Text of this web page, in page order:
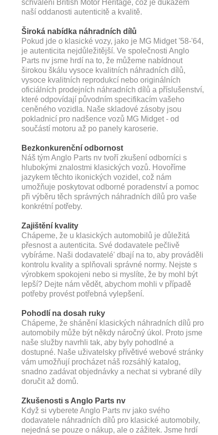
schválení British Motor Heritage, což je důkazem
naší oddanosti autenticitě a kvalitě.
Široká nabídka náhradních dílů
Pokud jde o klasické vozy, jako je MG Midget '58-'64,
je autenticita nejdůležitější. Ve společnosti Anglo
Parts nv jsme hrdí na to, že můžeme nabídnout
širokou škálu vysoce kvalitních náhradních dílů,
vysoce kvalitních reprodukcí nebo originálních
oficiálních prodejních náhradních dílů a příslušenství,
které odpovídají původním specifikacím vašeho
ceněného vozidla. Naše skladové zásoby jsou
pokladnicí pro nadšence vozů MG Midget - od
součástí motoru až po panely karoserie.
Bezkonkurenční odbornost
Náš tým Anglo Parts nv tvoří zkušení odborníci s
hlubokými znalostmi klasických vozů. Hovoříme
jazykem těchto ikonických vozidel, což nám
umožňuje poskytovat odborné poradenství a pomoc
při výběru těch správných náhradních dílů pro vaše
konkrétní potřeby.
Zajištění kvality
Chápeme, že u klasických automobilů je důležitá
přesnost a autenticita. Své dodavatele pečlivě
vybíráme. Naši dodavatelé' dbají na to, aby prováděli
kontrolu kvality a splňovali správné normy. Nejste s
výrobkem spokojeni nebo si myslíte, že by mohl být
lepší? Dejte nám vědět, abychom mohli v případě
potřeby provést potřebná vylepšení.
Pohodlí na dosah ruky
Chápeme, že shánění klasických náhradních dílů pro
automobily může být někdy náročný úkol. Proto jsme
naše služby navrhli tak, aby byly pohodlné a
dostupné. Naše uživatelsky přívětivé webové stránky
vám umožňují procházet náš rozsáhlý katalog,
snadno zadávat objednávky a nechat si vybrané díly
doručit až domů.
Zkušenosti s Anglo Parts nv
Když si vyberete Anglo Parts nv jako svého
dodavatele náhradních dílů pro klasické automobily,
nejedná se pouze o nákup, ale o zážitek. Jsme hrdí